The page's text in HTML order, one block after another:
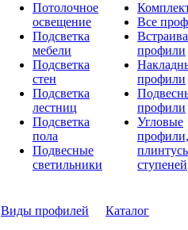
Потолочное
освещение
Подсветка
мебели
Подсветка
стен
Подсветка
лестниц
Подсветка
пола
Подвесные
светильники
Все
профили
профили
профили
Угловые
профили,
ступеней
Виды профилей
Каталог